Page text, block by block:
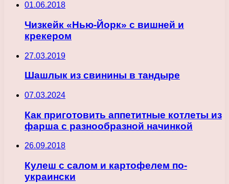
01.06.2018
Чизкейк «Нью-Йорк» с вишней и
крекером
27.03.2019
Шашлык из свинины в тандыре
07.03.2024
Как приготовить аппетитные котлеты из
фарша с разнообразной начинкой
26.09.2018
Кулеш с салом и картофелем по-
украински